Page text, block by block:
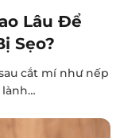
Lâu Để
Sẹo?
cắt mí như nếp
lành…